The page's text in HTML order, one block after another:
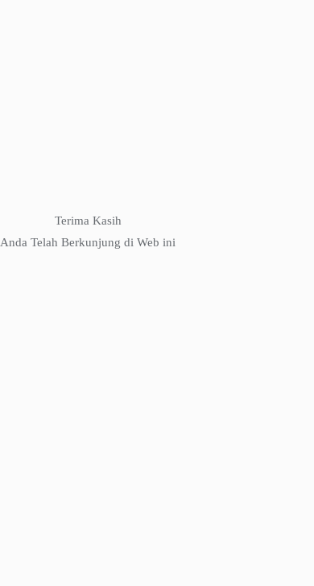
Terima Kasih
Anda Telah Berkunjung di Web ini